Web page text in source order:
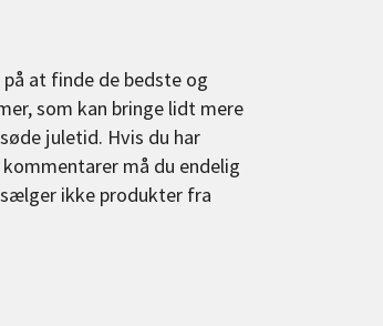
at finde de bedste og
som kan bringe lidt mere
juletid. Hvis du har
må du endelig
ikke produkter fra